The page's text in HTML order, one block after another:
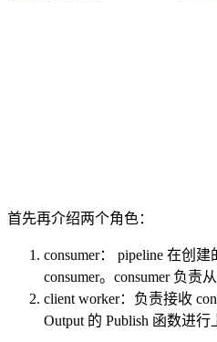
首先再介绍两个角色：
consumer： pipeline 在创
consumer。consumer 负责
client worker：负责接收
Output 的 Publish 函数进行